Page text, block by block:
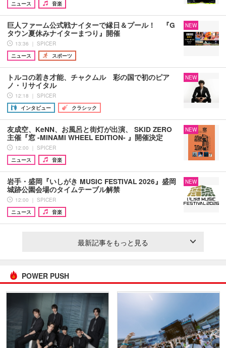
ニュース
音楽
巨人ファーム公式戦ナイターで縁日＆プール！ 『G
タウン夏休みナイターまつり』開催
13:36 ｜ SPICER
ニュース
スポーツ
NEW
トルコの若き才能、チャクムル 彩の国で初のピア
ノ・リサイタル
12:18 ｜ SPICER
インタビュー
クラシック
NEW
友成空、KeNN、お風呂と街灯が出演、 SKID ZERO
主催『窓 -MINAMI WHEEL EDITION- 』開催決定
12:00 ｜ SPICER
ニュース
音楽
NEW
岩手・盛岡『いしがき MUSIC FESTIVAL 2026』盛岡
城跡公園会場のタイムテーブル解禁
12:00 ｜ SPICER
ニュース
音楽
NEW
最新記事をもっと見る
POWER PUSH